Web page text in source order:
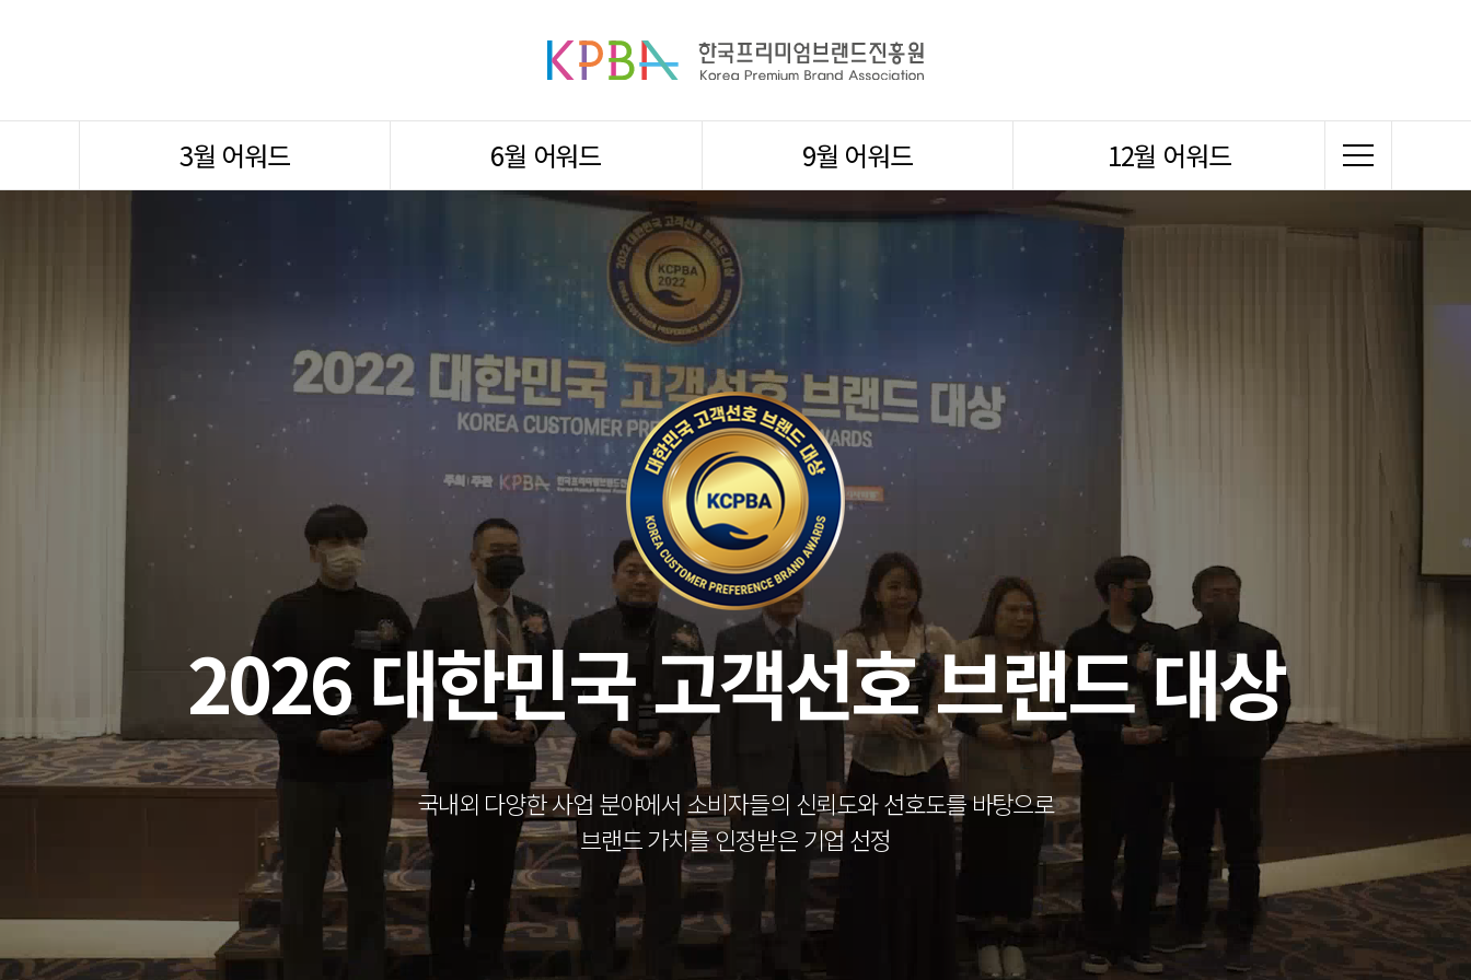
3월 어워드 6월 어워드 9월 어워드 12월 어워드
2026 대한민국 고객선호 브랜드 대상
국내외 다양한 사업 분야에서 소비자들의 신뢰도와 선호도를 바탕으로
브랜드 가치를 인정받은 기업 선정